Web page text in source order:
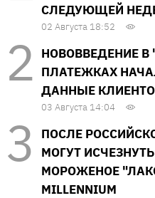
СЛЕДУЮЩЕЙ
02 Августа 18:52
НОВОВВЕДЕНИЕ В
ПЛАТЕЖКАХ
ДАННЫЕ
03 Августа 14:04
ПОСЛЕ
МОГУТ
МОРОЖЕНОЕ
MILLENNIUM